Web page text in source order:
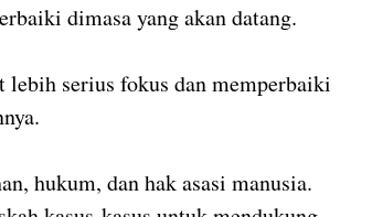
dimasa yang akan datang.
lebih serius fokus dan memperbaiki
hukum, dan hak asasi manusia.